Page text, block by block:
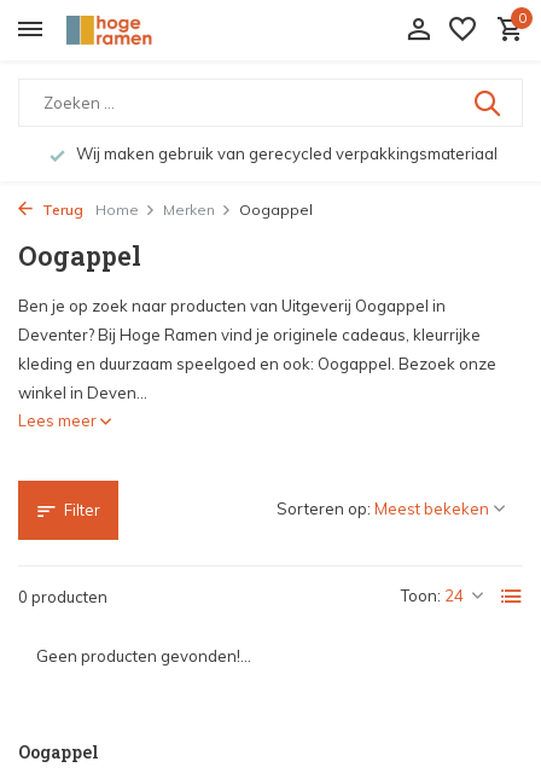
0
Wij maken gebruik van gerecycled verpakkingsmateriaal
Terug Home Merken Oogappel
Oogappel
Ben je op zoek naar producten van Uitgeverij Oogappel in
Deventer? Bij Hoge Ramen vind je originele cadeaus, kleurrijke
kleding en duurzaam speelgoed en ook: Oogappel. Bezoek onze
winkel in Deven...
Lees meer
Filter
0 producten Toon:
Sorteren op:
Geen producten gevonden!...
Oogappel